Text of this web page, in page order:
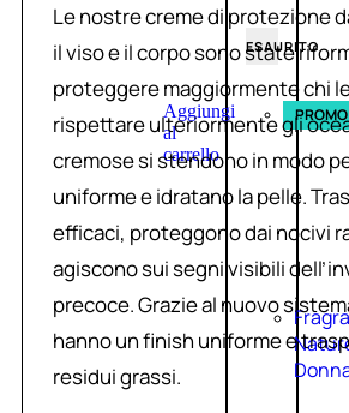
ESAURITO
Aggiungi
al
carrello
PROMO
Le nostre creme di protezione
il viso e il corpo sono state
proteggere maggiormente chi
rispettare ulteriormente gli
cremose si stendono in modo
uniforme e idratano la pelle.
efficaci, proteggono dai nocivi
agiscono sui segni visibili
precoce. Grazie al nuovo
hanno un finish uniforme e
residui grassi.